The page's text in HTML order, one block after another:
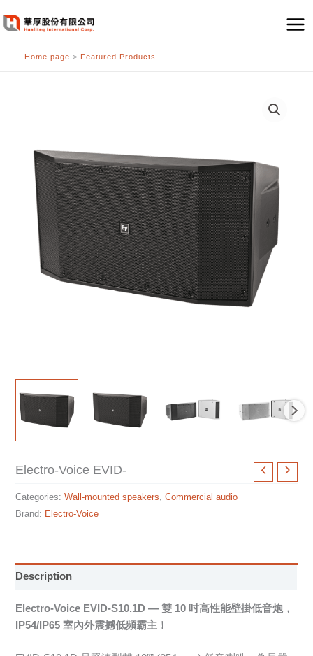
至
Home page > Featured Products
Electro-Voice EVID-
Categories:Wall-mounted speakers ,Commercial audio
Brand: Electro-Voice
Description
Electro-Voice EVID-S10.1D — 雙 10 吋高性能壁掛低音炮，
IP54/IP65 室內外震撼低頻霸主！